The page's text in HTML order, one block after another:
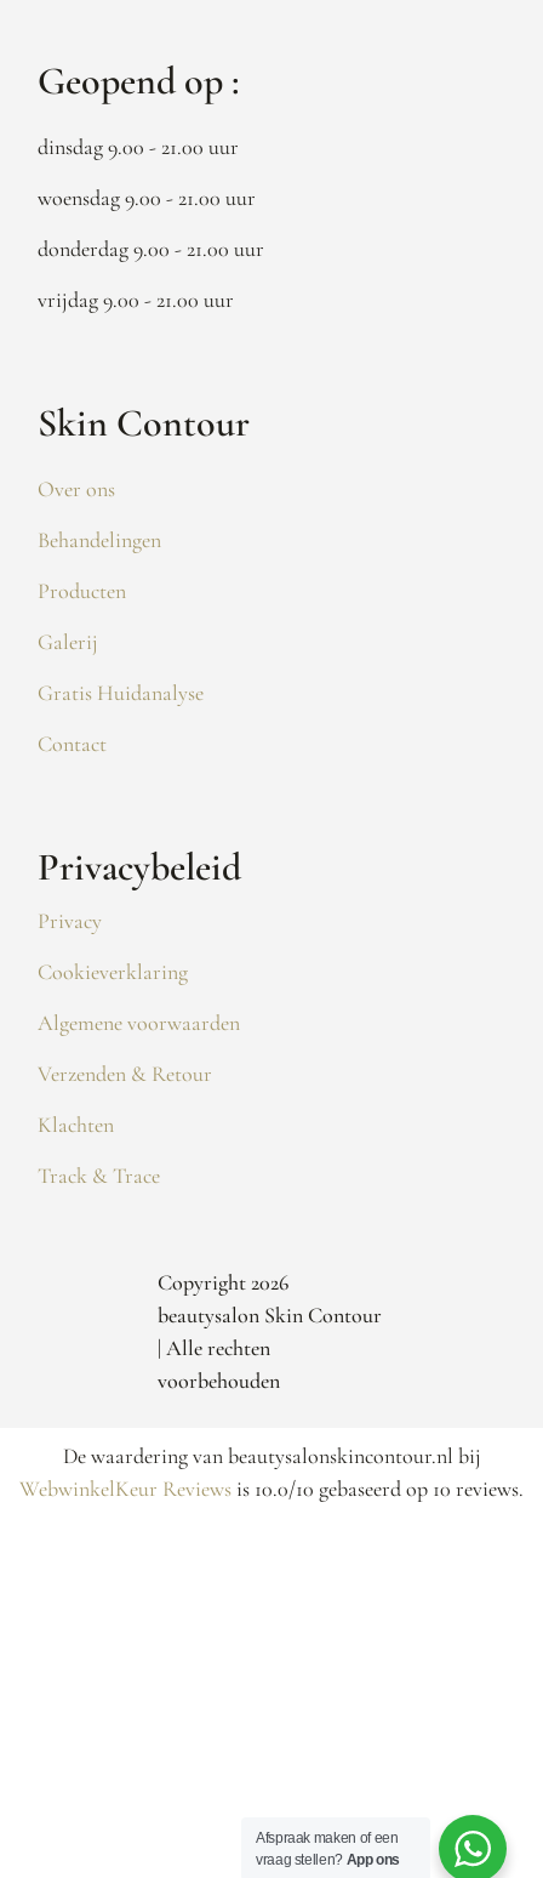
Geopend op :
dinsdag 9.00 - 21.00 uur
woensdag 9.00 - 21.00 uur
donderdag 9.00 - 21.00 uur
vrijdag 9.00 - 21.00 uur
Skin Contour
Over ons
Behandelingen
Producten
Galerij
Gratis Huidanalyse
Contact
Privacybeleid
Privacy
Cookieverklaring
Algemene voorwaarden
Verzenden & Retour
Klachten
Track & Trace
Copyright 2026
beautysalon Skin Contour
| Alle rechten
voorbehouden
De waardering van beautysalonskincontour.nl bij
WebwinkelKeur Reviews is 10.0/10 gebaseerd op 10 reviews.
Afspraak maken of een
vraag stellen? App ons